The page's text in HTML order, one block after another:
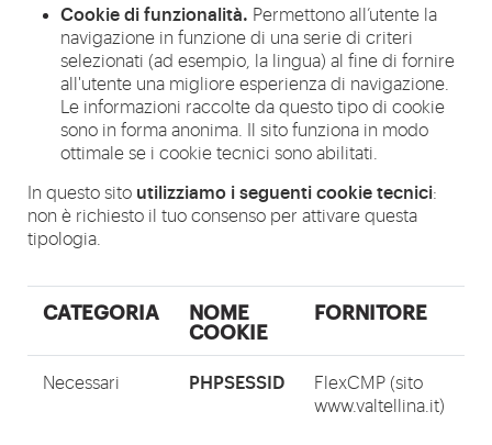
Cookie di funzionalità. Permettono all’utente la
navigazione in funzione di una serie di criteri
selezionati (ad esempio, la lingua) al fine di fornire
all'utente una migliore esperienza di navigazione.
Le informazioni raccolte da questo tipo di cookie
sono in forma anonima. Il sito funziona in modo
ottimale se i cookie tecnici sono abilitati.
In questo sito utilizziamo i seguenti cookie tecnici:
non è richiesto il tuo consenso per attivare questa
tipologia.
CATEGORIA NOME
COOKIE
FORNITORE
Necessari PHPSESSID
FlexCMP (sito
www.valtellina.it)